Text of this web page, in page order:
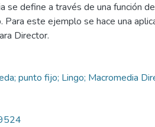
se define a través de una función
Para este ejemplo se hace una
Director.
punto fijo; Lingo; Macromedia